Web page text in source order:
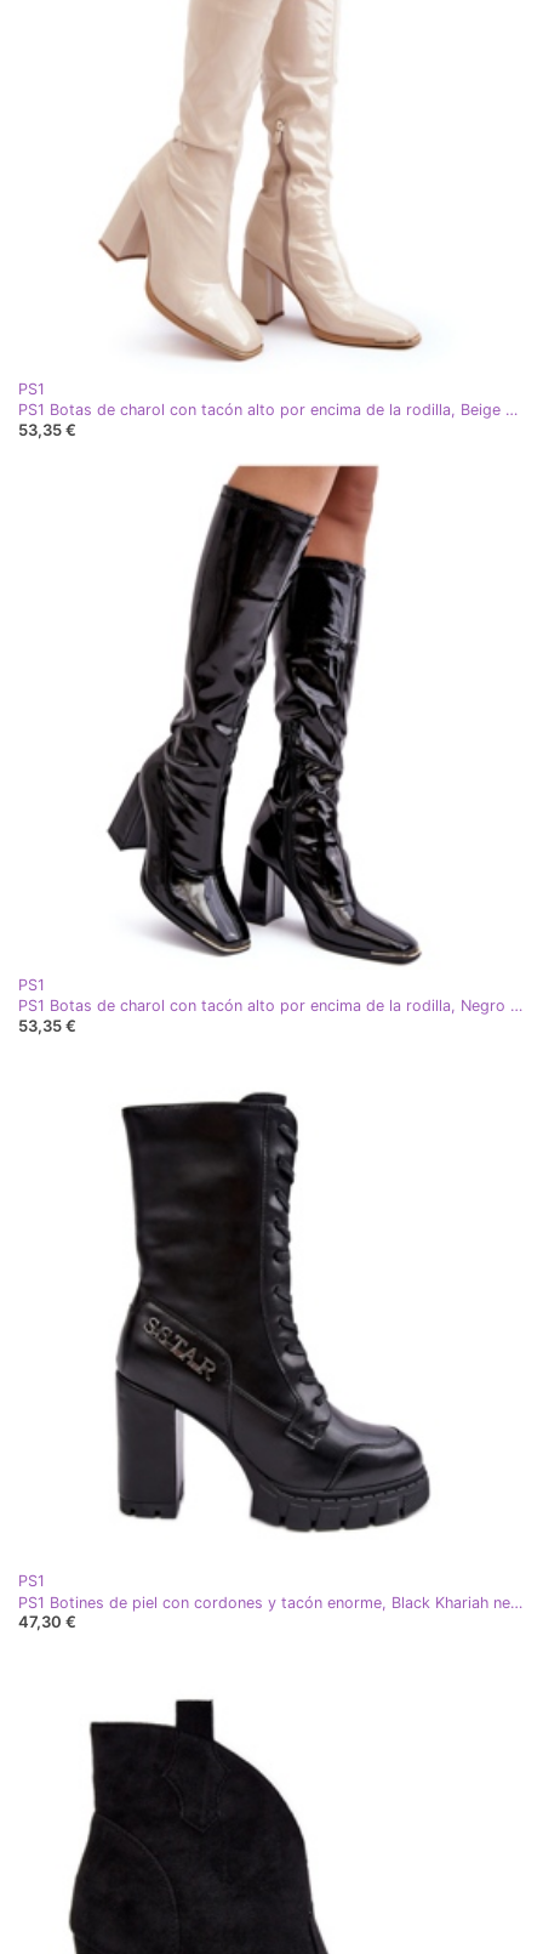
PS1
PS1 Botas de charol con tacón alto por encima de la rodilla, Beige Mlokva
53,35 €
PS1
PS1 Botas de charol con tacón alto por encima de la rodilla, Negro Mlokva
53,35 €
PS1
PS1 Botines de piel con cordones y tacón enorme, Black Khariah negro
47,30 €